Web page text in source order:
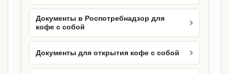
Документы в Роспотребнадзор для
кофе с собой
Документы для открытия кофе с собой